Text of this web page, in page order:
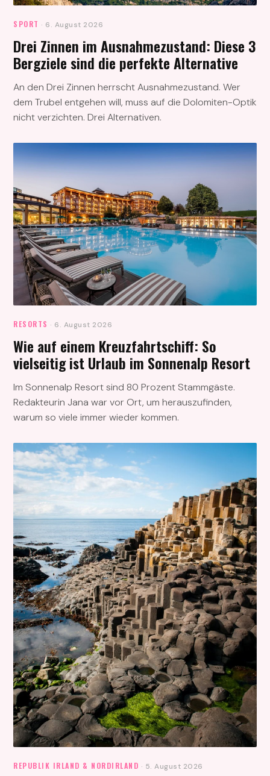
SPORT · 6. August 2026
Drei Zinnen im Ausnahmezustand: Diese 3
Bergziele sind die perfekte Alternative
An den Drei Zinnen herrscht Ausnahmezustand. Wer
nicht verzichten. Drei Alternativen.
RESORTS· 6. August 2026
Wie auf einem Kreuzfahrtschiff: So
vielseitig ist Urlaub im Sonnenalp Resort
Im Sonnenalp Resort sind 80 Prozent Stammgäste.
warum so viele immer wieder kommen.